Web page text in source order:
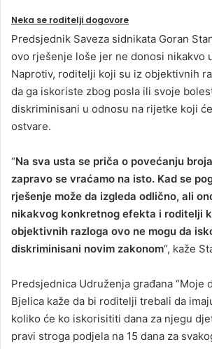
Neka se roditelji dogovore
Predsjednik Saveza sidnikata Goran
ovo rješenje loše jer ne donosi nikakvo
Naprotiv, roditelji koji su iz objektivnih
da ga iskoriste zbog posla ili svoje
diskriminisani u odnosu na rijetke koji
ostvare.
“Na sva usta se priča o povećanju
zapravo se vraćamo na isto. Kad se
rješenje može da izgleda odlično, ali
nikakvog konkretnog efekta i roditelji
objektivnih razloga ovo ne mogu da
diskriminisani novim zakonom“, kaže
Predsjednica Udruženja građana “Moje
Bjelica kaže da bi roditelji trebali da
koliko će ko iskorisititi dana za njegu
pravi stroga podjela na 15 dana za